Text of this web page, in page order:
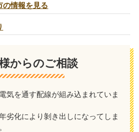
の情報を見る
からのご相談
気を通す配線が組み込まれていま
劣化により剝き出しになってしま